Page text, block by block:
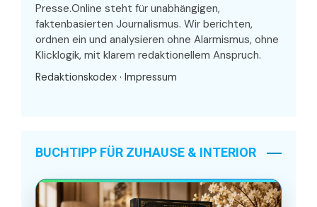
Presse.Online steht für unabhängigen,
faktenbasierten Journalismus. Wir berichten,
ordnen ein und analysieren ohne Alarmismus, ohne
Klicklogik, mit klarem redaktionellem Anspruch.
Redaktionskodex · Impressum
BUCHTIPP FÜR ZUHAUSE & INTERIOR